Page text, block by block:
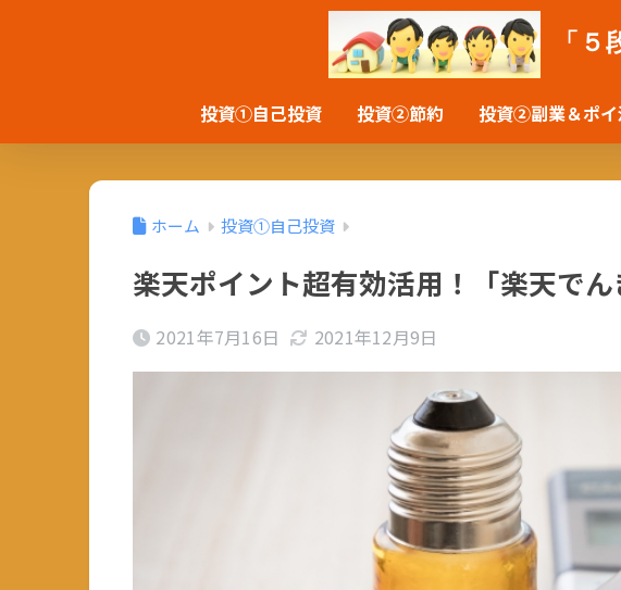
「５
投資①自己投資 投資②節約 投資②副業＆ポイ
ホーム 投資①自己投資
楽天ポイント超有効活用！「楽天でん
2021年7月16日 2021年12月9日